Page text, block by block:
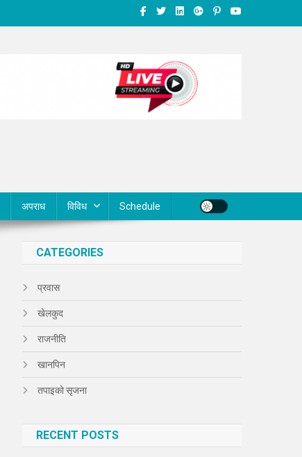
अपराध विविध Schedule
CATEGORIES
प्रवास
खेलकुद
राजनीति
खानपिन
तपाइको सृजना
RECENT POSTS